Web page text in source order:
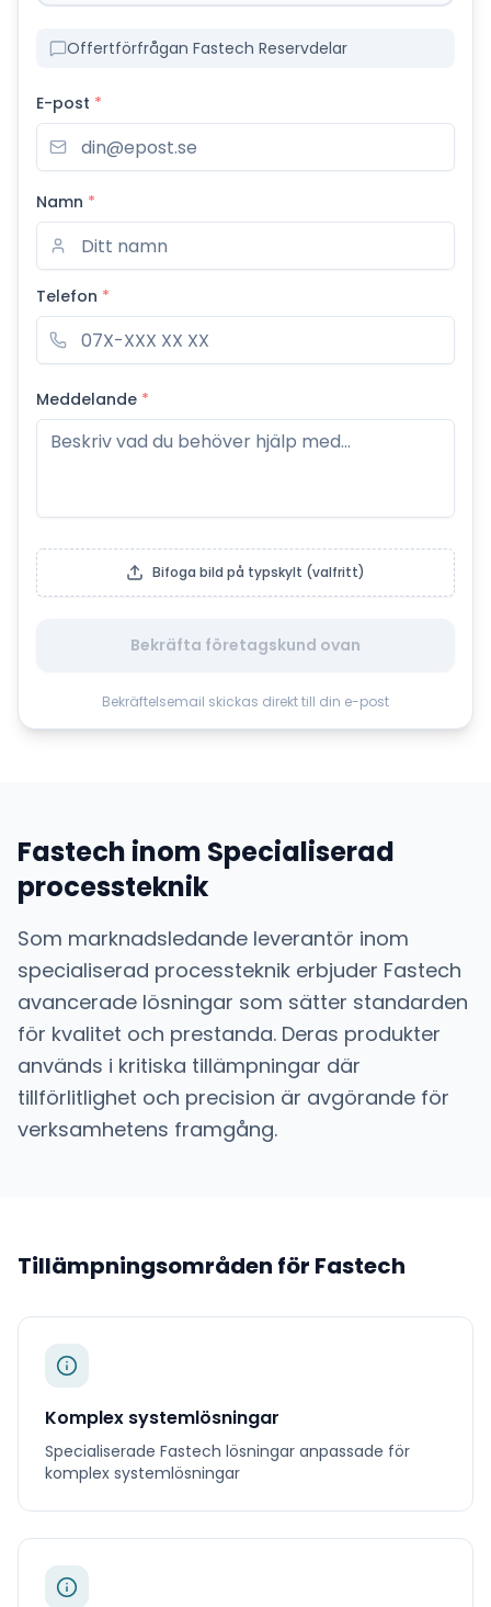
Offertförfrågan Fastech Reservdelar
E-post *
Namn *
Telefon *
Meddelande *
Bifoga bild på typskylt (valfritt)
Bekräfta företagskund ovan
Bekräftelsemail skickas direkt till din e-post
Fastech inom Specialiserad
processteknik
Som marknadsledande leverantör inom
specialiserad processteknik erbjuder Fastech
avancerade lösningar som sätter standarden
för kvalitet och prestanda. Deras produkter
används i kritiska tillämpningar där
tillförlitlighet och precision är avgörande för
verksamhetens framgång.
Tillämpningsområden för Fastech
Komplex systemlösningar
Specialiserade Fastech lösningar anpassade för
komplex systemlösningar